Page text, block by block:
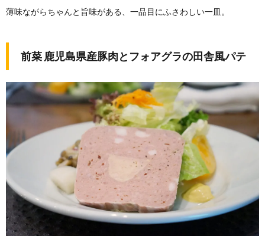
薄味ながらちゃんと旨味がある、一品目にふさわしい一皿。
前菜 鹿児島県産豚肉とフォアグラの田舎風パテ